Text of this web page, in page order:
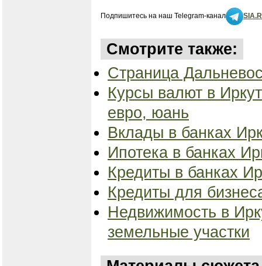
Подпишитесь на наш Telegram-канал
Смотрите также:
Страница
Курсы валют в
евро, юань
Вклады в банках
Ипотека в банках
Кредиты в банках
Кредиты для
Недвижимость в
земельные участки